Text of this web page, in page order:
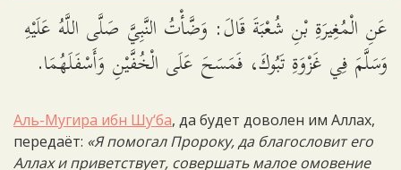
عَنِ الْمُغِيرَةِ بْنِ شُعْبَةَ قَالَ: وَضَّأْتُ النَّبِيَّ صَلَّى اللَّهُ عَلَيْهِ
وَسَلَّمَ فِي غَزْوَةِ تَبُوكَ، فَمَسَحَ عَلَى الْخُفَّيْنِ وَأَسْفَلَهُمَا.
Аль-Мугира ибн Шу‘ба, да будет доволен им Аллах,
передаёт: «Я помогал Пророку, да благословит его
Аллах и приветствует, совершать малое омовение